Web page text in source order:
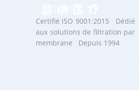
Certifié ISO 9001:2015 Dédié
aux solutions de filtration par
membrane Depuis 1994